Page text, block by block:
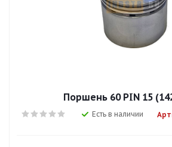
Поршень 60 PIN 15
Есть в наличии